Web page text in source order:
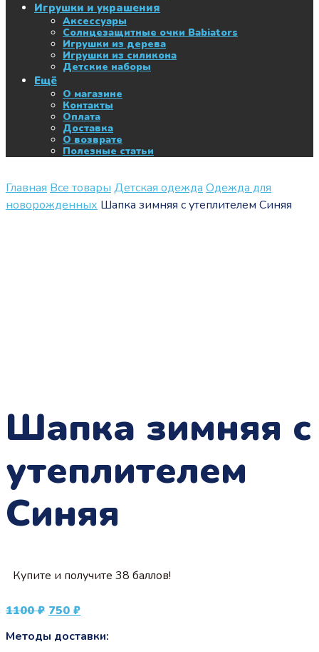
Игрушки и украшения
Аксессуары
Солнцезащитные очки Babiators
Игрушки из дерева
Игрушки из силикона
Детские наборы
Ещё
О магазине
Контакты
Оплата
Доставка
О возврате
Полезные статьи
Главная Все товары Детская одежда Одежда для
новорожденных Шапка зимняя с утеплителем Синяя
Шапка зимняя с
утеплителем
Синяя
Купите и получите 38 баллов!
1100₽ Первоначальная
составляла
750 ₽Текущая
750 ₽.
Методы доставки: